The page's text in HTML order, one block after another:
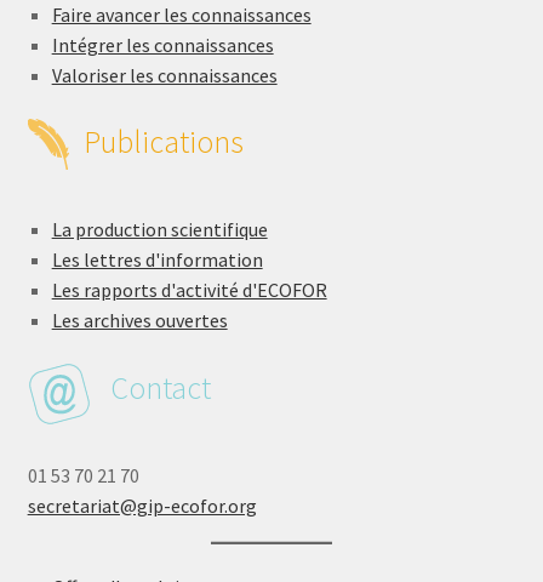
Faire avancer les connaissances
Intégrer les connaissances
Valoriser les connaissances
Publications
La production scientifique
Les lettres d'information
Les rapports d'activité d'ECOFOR
Les archives ouvertes
Contact
01 53 70 21 70
secretariat@gip-ecofor.org